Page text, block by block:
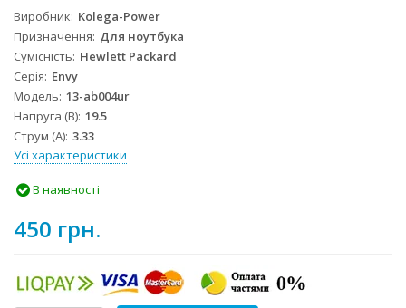
Виробник Kolega-Power
Призначення Для ноутбука
Сумісність Hewlett Packard
Серія Envy
Модель 13-ab004ur
Напруга (В) 19.5
Струм (А) 3.33
Усі характеристики
В наявності
450 грн.